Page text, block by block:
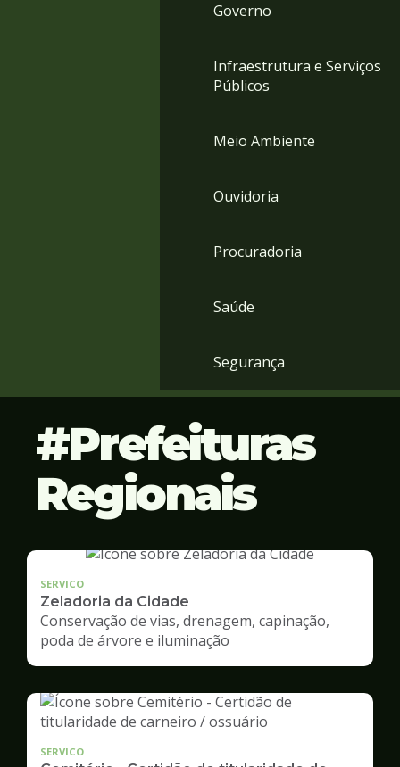
Governo
Infraestrutura e Serviços
Públicos
Meio Ambiente
Ouvidoria
Procuradoria
Saúde
Segurança
Prefeituras
Regionais
SERVICO
Zeladoria da Cidade
Conservação de vias, drenagem, capinação,
poda de árvore e iluminação
SERVICO